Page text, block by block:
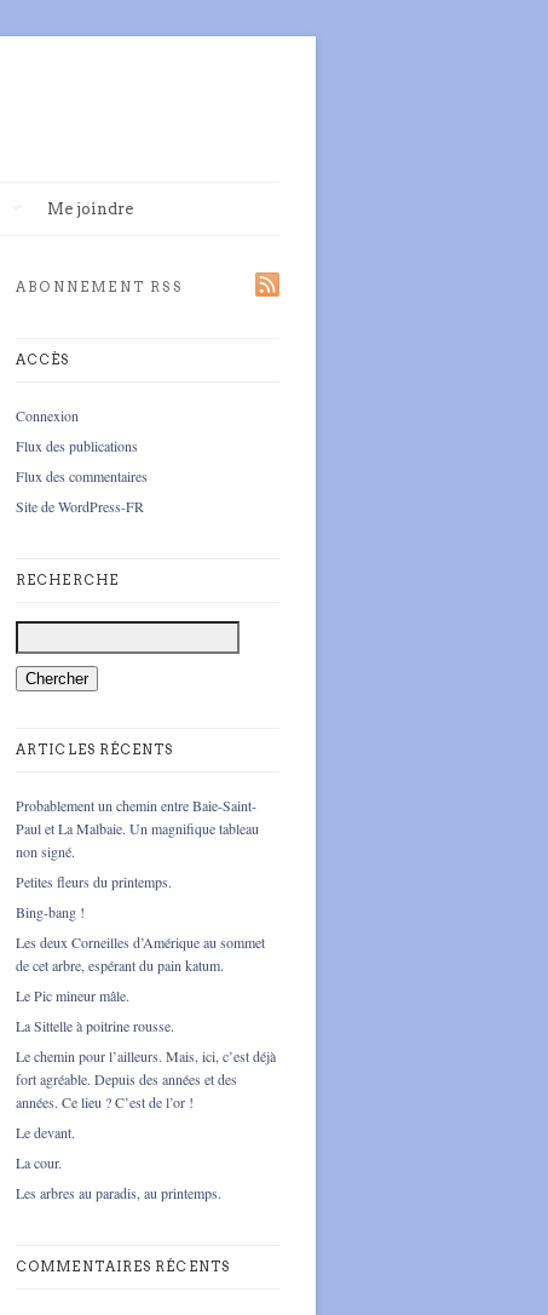
Me joindre
ABONNEMENT RSS
ACCÈS
Connexion
Flux des publications
Flux des commentaires
Site de WordPress-FR
RECHERCHE
ARTICLES RÉCENTS
Probablement un chemin entre Baie-Saint-
Paul et La Malbaie. Un magnifique tableau
non signé.
Petites fleurs du printemps.
Bing-bang !
Les deux Corneilles d’Amérique au sommet
de cet arbre, espérant du pain katum.
Le Pic mineur mâle.
La Sittelle à poitrine rousse.
Le chemin pour l’ailleurs. Mais, ici, c’est déjà
fort agréable. Depuis des années et des
années. Ce lieu ? C’est de l’or !
Le devant.
La cour.
Les arbres au paradis, au printemps.
COMMENTAIRES RÉCENTS